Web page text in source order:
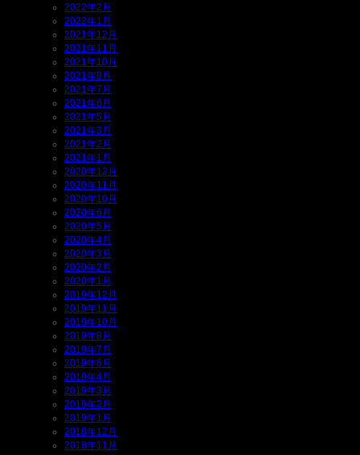
2022年2月
2022年1月
2021年12月
2021年11月
2021年10月
2021年9月
2021年7月
2021年6月
2021年5月
2021年3月
2021年2月
2021年1月
2020年12月
2020年11月
2020年10月
2020年6月
2020年5月
2020年4月
2020年3月
2020年2月
2020年1月
2019年12月
2019年11月
2019年10月
2019年8月
2019年7月
2019年6月
2019年4月
2019年3月
2019年2月
2019年1月
2018年12月
2018年11月